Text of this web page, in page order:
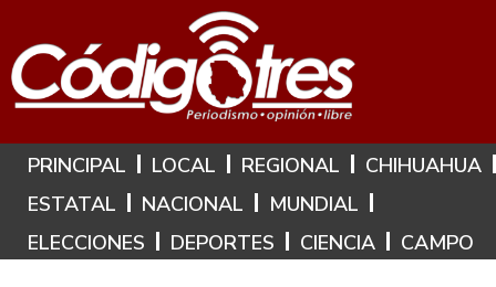
Hoy es: 8 de Agosto de 2026
PRINCIPAL LOCAL REGIONAL
CHIHUAHUA
ESTATAL
NACIONAL
MUNDIAL
ELECCIONES
DEPORTES CIENCIA CAMPO